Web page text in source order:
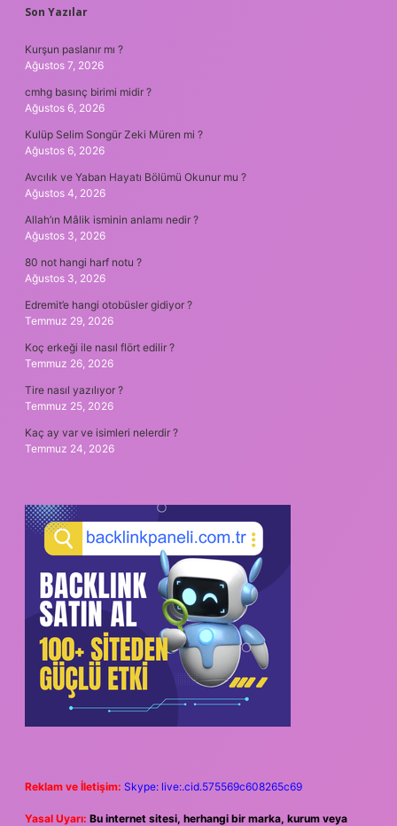
SIDEBAR
Son Yazılar
Kurşun paslanır mı ?
Ağustos 7, 2026
cmhg basınç birimi midir ?
Ağustos 6, 2026
Kulüp Selim Songür Zeki Müren mi ?
Ağustos 6, 2026
Avcılık ve Yaban Hayatı Bölümü Okunur mu ?
Ağustos 4, 2026
Allah’ın Mâlik isminin anlamı nedir ?
Ağustos 3, 2026
80 not hangi harf notu ?
Ağustos 3, 2026
Edremit’e hangi otobüsler gidiyor ?
Temmuz 29, 2026
Koç erkeği ile nasıl flört edilir ?
Temmuz 26, 2026
Tire nasıl yazılıyor ?
Temmuz 25, 2026
Kaç ay var ve isimleri nelerdir ?
Temmuz 24, 2026
Reklam ve İletişim: Skype: live:.cid.575569c608265c69
Yasal Uyarı: Bu internet sitesi, herhangi bir marka, kurum veya